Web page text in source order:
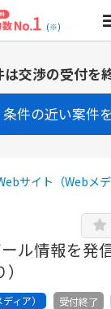
(※)
交渉の受付を
条件の近い案件
サイト（Webメデ
ル情報を発
ィア） 受付終了